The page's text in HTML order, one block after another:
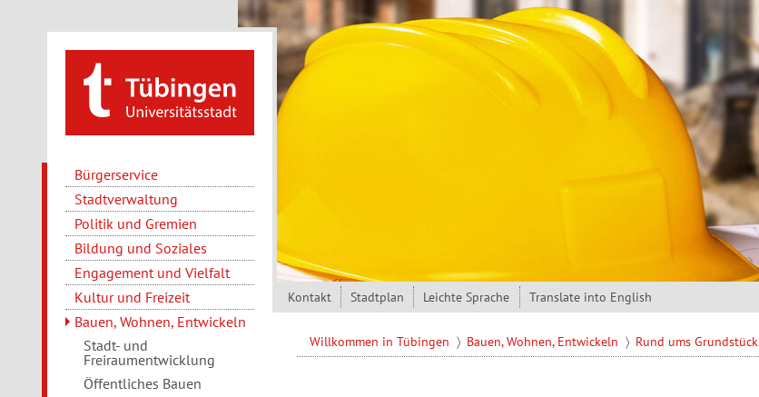
Bürgerservice
Stadtverwaltung
Politik und Gremien
Bildung und Soziales
Engagement und Vielfalt
Kultur und Freizeit
Bauen, Wohnen, Entwickeln
Stadt- und
Freiraumentwicklung
Öffentliches Bauen
Kontakt Stadtplan Leichte Sprache Translate into English
Willkommen in Tübingen Bauen, Wohnen, Entwickeln Rund ums Grundstück